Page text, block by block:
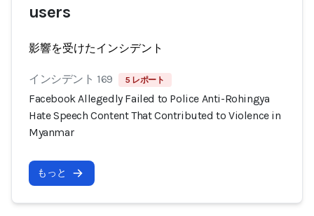
users
影響を受けたインシデント
インシデント 169 5 レポート
Facebook Allegedly Failed to Police Anti-Rohingya
Hate Speech Content That Contributed to Violence in
Myanmar
もっと